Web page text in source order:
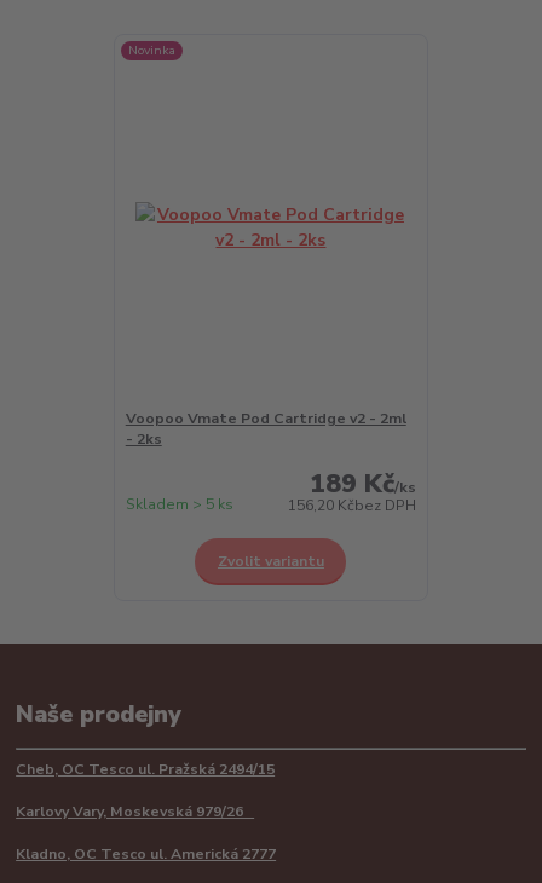
Novinka
Voopoo Vmate Pod Cartridge v2 - 2ml
- 2ks
189 Kč/ks
156,20 Kčbez DPH
Skladem > 5 ks
Zvolit variantu
Naše prodejny
Cheb, OC Tesco ul. Pražská 2494/15
Karlovy Vary, Moskevská 979/26
Kladno, OC Tesco ul. Americká 2777